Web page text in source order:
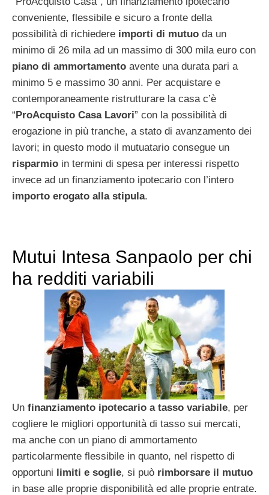
conveniente, flessibile e sicuro a fronte della
possibilità di richiedere importi di mutuo da un
minimo di 26 mila ad un massimo di 300 mila euro con
piano di ammortamento avente una durata pari a
minimo 5 e massimo 30 anni. Per acquistare e
contemporaneamente ristrutturare la casa c’è
“ProAcquisto Casa Lavori” con la possibilità di
erogazione in più tranche, a stato di avanzamento dei
lavori; in questo modo il mutuatario consegue un
risparmio in termini di spesa per interessi rispetto
invece ad un finanziamento ipotecario con l’intero
importo erogato alla stipula.
Mutui Intesa Sanpaolo per chi
ha redditi variabili
Un finanziamento ipotecario a tasso variabile, per
cogliere le migliori opportunità di tasso sui mercati,
ma anche con un piano di ammortamento
particolarmente flessibile in quanto, nel rispetto di
opportuni limiti e soglie, si può rimborsare il mutuo
in base alle proprie disponibilità ed alle proprie entrate.